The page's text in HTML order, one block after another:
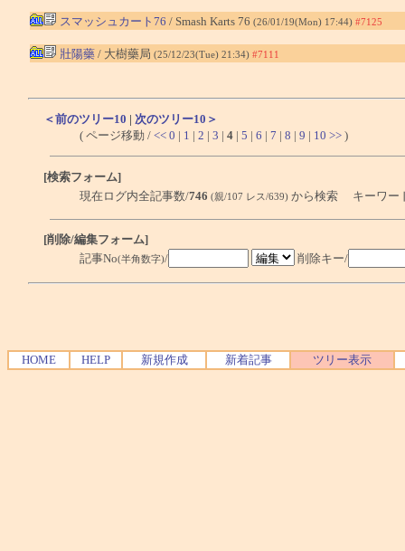
スマッシュカート76 / Smash Karts 76 (26/01/19(Mon) 17:44) #7125
壯陽藥/ 大樹藥局 (25/12/23(Tue) 21:34) #7111
＜前のツリー10 | 次のツリー10＞
( ページ移動 / << 0 | 1 | 2 | 3 | 4 | 5 | 6 | 7 | 8 | 9 | 10 >> )
[検索フォーム]
現在ログ内全記事数/746 (親/107 レス/639) から検索 キーワー
[削除/編集フォーム]
記事No(半角数字)/ 削除キー/
HOME HELP 新規作成 新着記事 ツリー表示